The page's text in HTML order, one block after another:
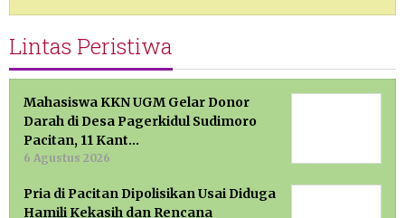
Lintas Peristiwa
Mahasiswa KKN UGM Gelar Donor
Darah di Desa Pagerkidul Sudimoro
Pacitan, 11 Kant…
6 Agustus 2026
Pria di Pacitan Dipolisikan Usai Diduga
Hamili Kekasih dan Rencana